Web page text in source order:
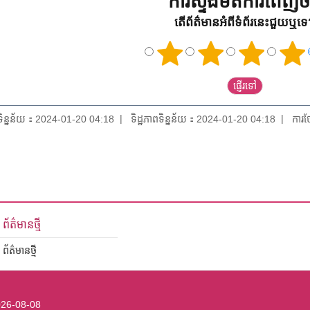
តើព័ត៌មានអំពីទំព័រនេះជួយឬទ
នន័យ：2024-01-20 04:18 ទិដ្ឋភាពទិន្នន័យ：2024-01-20 04:18 កា
ព័ត៌មានថ្មី
ព័ត៌មានថ្មី
08-08